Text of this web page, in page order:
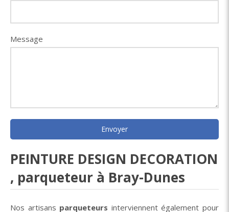
Message
Envoyer
PEINTURE DESIGN DECORATION
, parqueteur à Bray-Dunes
Nos artisans parqueteurs interviennent également pour